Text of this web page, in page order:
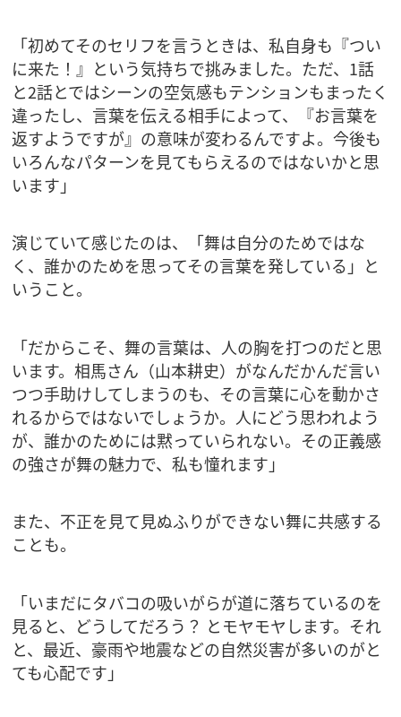
「初めてそのセリフを言うときは、私自身も『つい
に来た！』という気持ちで挑みました。ただ、1話
と2話とではシーンの空気感もテンションもまったく
違ったし、言葉を伝える相手によって、『お言葉を
返すようですが』の意味が変わるんですよ。今後も
いろんなパターンを見てもらえるのではないかと思
います」
演じていて感じたのは、「舞は自分のためではな
く、誰かのためを思ってその言葉を発している」と
いうこと。
「だからこそ、舞の言葉は、人の胸を打つのだと思
います。相馬さん（山本耕史）がなんだかんだ言い
つつ手助けしてしまうのも、その言葉に心を動かさ
れるからではないでしょうか。人にどう思われよう
が、誰かのためには黙っていられない。その正義感
の強さが舞の魅力で、私も憧れます」
また、不正を見て見ぬふりができない舞に共感する
ことも。
「いまだにタバコの吸いがらが道に落ちているのを
見ると、どうしてだろう？ とモヤモヤします。それ
と、最近、豪雨や地震などの自然災害が多いのがと
ても心配です」